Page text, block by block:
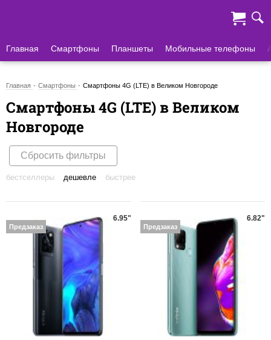
Главная Смартфоны Планшеты Мобильные телефоны
Главная Смартфоны Смартфоны 4G (LTE) в Великом Новгороде
Смартфоны 4G (LTE) в Великом
Новгороде
Сбросить фильтры
бестселлеры дешевле быстрее
6.95"
Предзаказ
6.82"
Предзаказ